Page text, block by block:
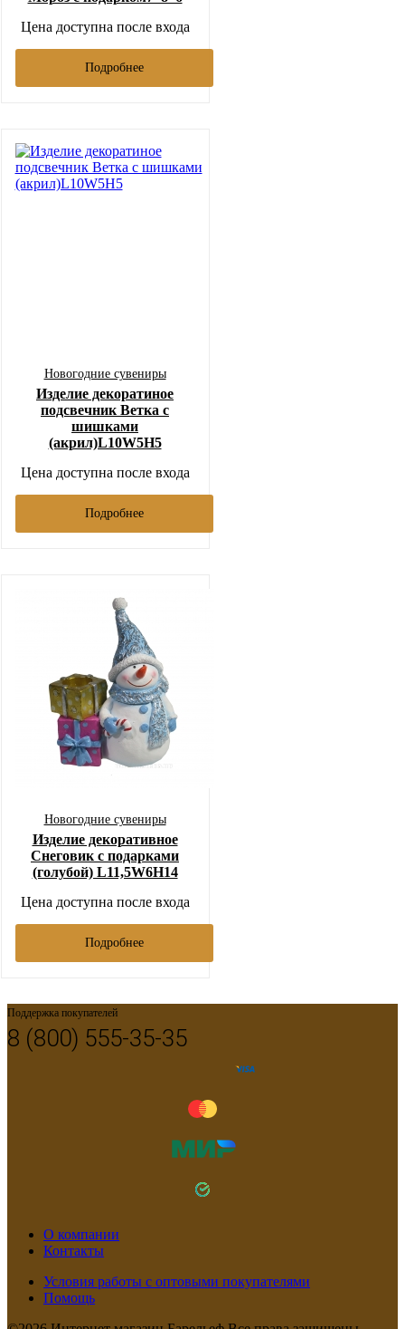
Цена доступна после входа
Подробнее
Новогодние сувениры
Изделие декоратиное
подсвечник Ветка с
шишками
(акрил)L10W5H5
Цена доступна после входа
Подробнее
Новогодние сувениры
Изделие декоративное
Снеговик с подарками
(голубой) L11,5W6H14
Цена доступна после входа
Подробнее
Поддержка покупателей
8 (800) 555-35-35
О компании
Контакты
Условия работы с оптовыми покупателями
Помощь